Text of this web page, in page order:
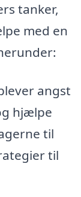
tanker,
med en
angst
hjælpe
til
til